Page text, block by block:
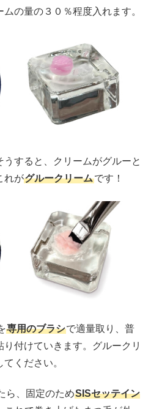
の量の３０％程度入れます。
すると、クリームがグルーと
れがグルークリームです！
専用のブラシで適量取り、普
付けていきます。グルークリ
てください。
ら、固定のためSISセッテイン